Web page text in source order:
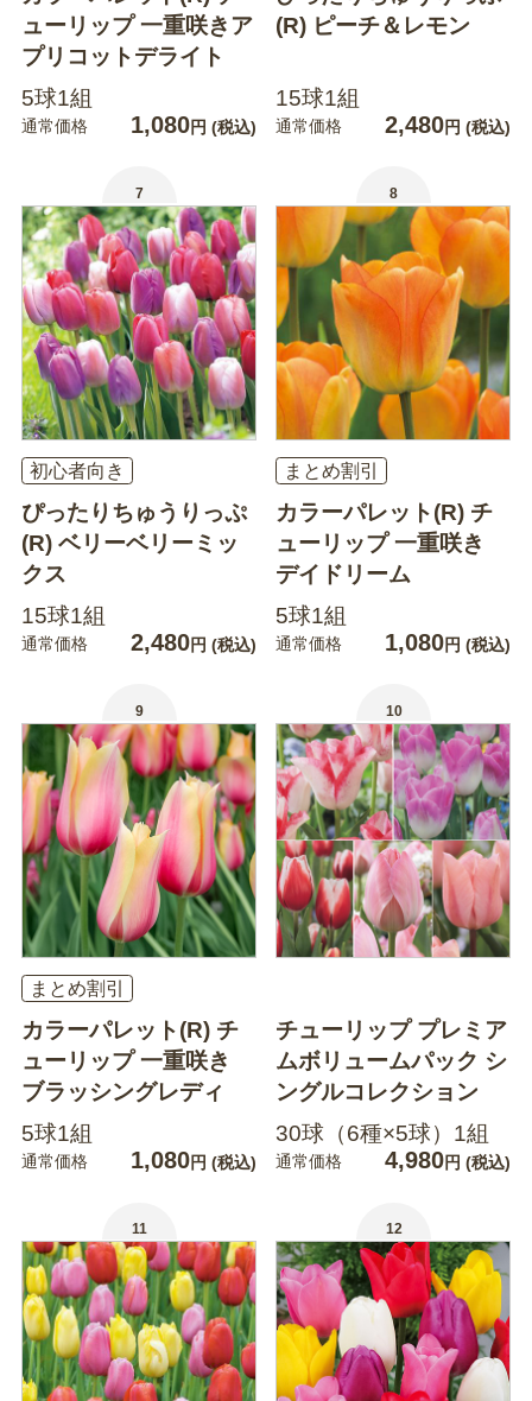
ューリップ 一重咲きア
プリコットデライト
5球1組
通常価格 1,080円 (税込)
(R) ピーチ＆レモン
15球1組
通常価格 2,480円 (税込)
7
初心者向き
ぴったりちゅうりっぷ
(R) ベリーベリーミッ
クス
15球1組
通常価格 2,480円 (税込)
8
まとめ割引
カラーパレット(R) チ
ューリップ 一重咲き
デイドリーム
5球1組
通常価格 1,080円 (税込)
9
まとめ割引
カラーパレット(R) チ
ューリップ 一重咲き
ブラッシングレディ
5球1組
通常価格 1,080円 (税込)
10
チューリップ プレミア
ムボリュームパック シ
ングルコレクション
30球（6種×5球）1組
通常価格 4,980円 (税込)
11 12